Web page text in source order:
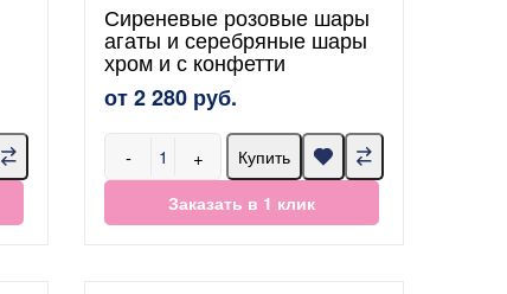
Сиреневые розовые шары
агаты и серебряные шары
хром и с конфетти
от 2 280 руб.
- +
Купить
Заказать в 1 клик